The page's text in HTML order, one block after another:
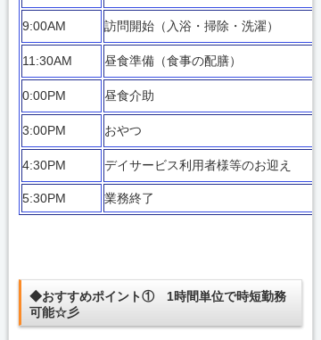
9:00AM 訪問開始（入浴・掃除・洗濯）
11:30AM 昼食準備（食事の配膳）
0:00PM 昼食介助
3:00PM おやつ
4:30PM デイサービス利用者様等のお迎え
5:30PM 業務終了
◆おすすめポイント① 1時間単位で時短勤務
可能☆彡